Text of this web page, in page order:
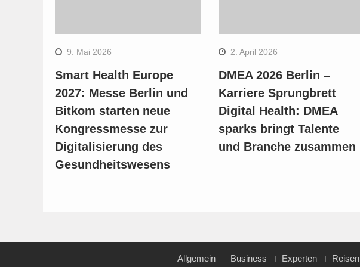
9. Mai 2026
Smart Health Europe
2027: Messe Berlin und
Bitkom starten neue
Kongressmesse zur
Digitalisierung des
Gesundheitswesens
2. April 2026
DMEA 2026 Berlin –
Karriere Sprungbrett
Digital Health: DMEA
sparks bringt Talente
und Branche zusammen
Allgemein Business Experten Reisen